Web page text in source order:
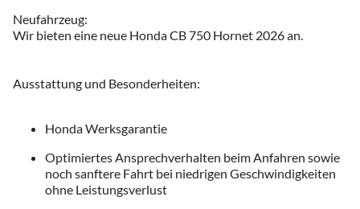
Neufahrzeug:
Wir bieten eine neue Honda CB 750 Hornet 2026 an.
Ausstattung und Besonderheiten:
Honda Werksgarantie
Optimiertes Ansprechverhalten beim Anfahren sowie
noch sanftere Fahrt bei niedrigen Geschwindigkeiten
ohne Leistungsverlust